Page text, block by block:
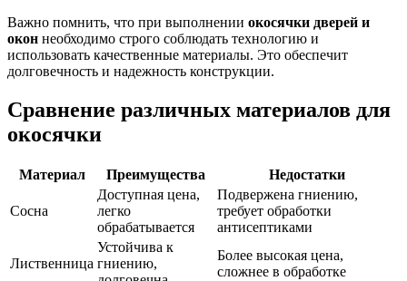
Важно помнить, что при выполнении окосячки дверей и
окон необходимо строго соблюдать технологию и
использовать качественные материалы. Это обеспечит
долговечность и надежность конструкции.
Сравнение различных материалов для
окосячки
Материал Преимущества Недостатки
Сосна
Доступная цена,
легко
обрабатывается
Подвержена гниению,
требует обработки
антисептиками
Лиственница
Устойчива к
гниению,
Более высокая цена,
сложнее в обработке